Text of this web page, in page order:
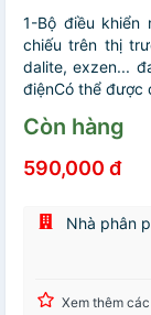
1-Bộ điều khiển
chiếu trên thị
dalite, exzen...
điệnCó thể được
Còn hàng
590,000 đ
Nhà phân
Xem thêm